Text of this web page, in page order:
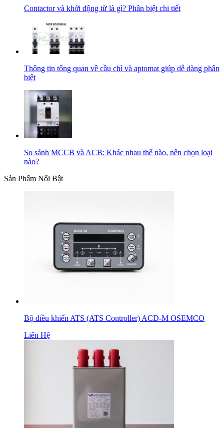
Contactor và khởi động từ là gì? Phân biệt chi tiết
Thông tin tổng quan về cầu chì và aptomat giúp dễ dàng phân
biệt
So sánh MCCB và ACB: Khác nhau thế nào, nên chọn loại
nào?
Sản Phẩm Nổi Bật
Bộ điều khiển ATS (ATS Controller) ACD-M OSEMCO
Liên Hệ